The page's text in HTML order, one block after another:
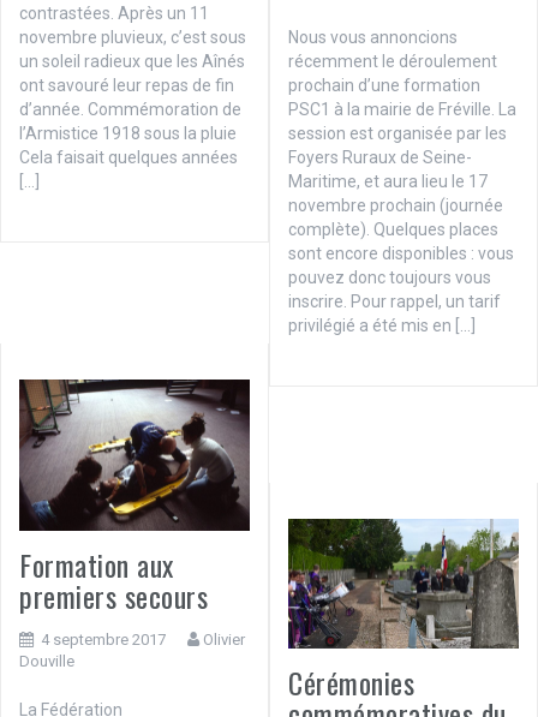
contrastées. Après un 11
novembre pluvieux, c’est sous
un soleil radieux que les Aînés
ont savouré leur repas de fin
d’année. Commémoration de
l’Armistice 1918 sous la pluie
Cela faisait quelques années
Nous vous annoncions
récemment le déroulement
prochain d’une formation
PSC1 à la mairie de Fréville. La
session est organisée par les
Foyers Ruraux de Seine-
Maritime, et aura lieu le 17
novembre prochain (journée
complète). Quelques places
sont encore disponibles : vous
pouvez donc toujours vous
inscrire. Pour rappel, un tarif
privilégié a été mis en […]
Formation aux
premiers secours
4 septembre 2017
Olivier
Douville
La Fédération
Cérémonies